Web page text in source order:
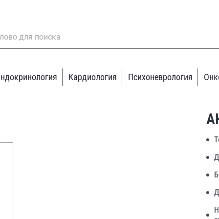
Кардиология Психоневрология